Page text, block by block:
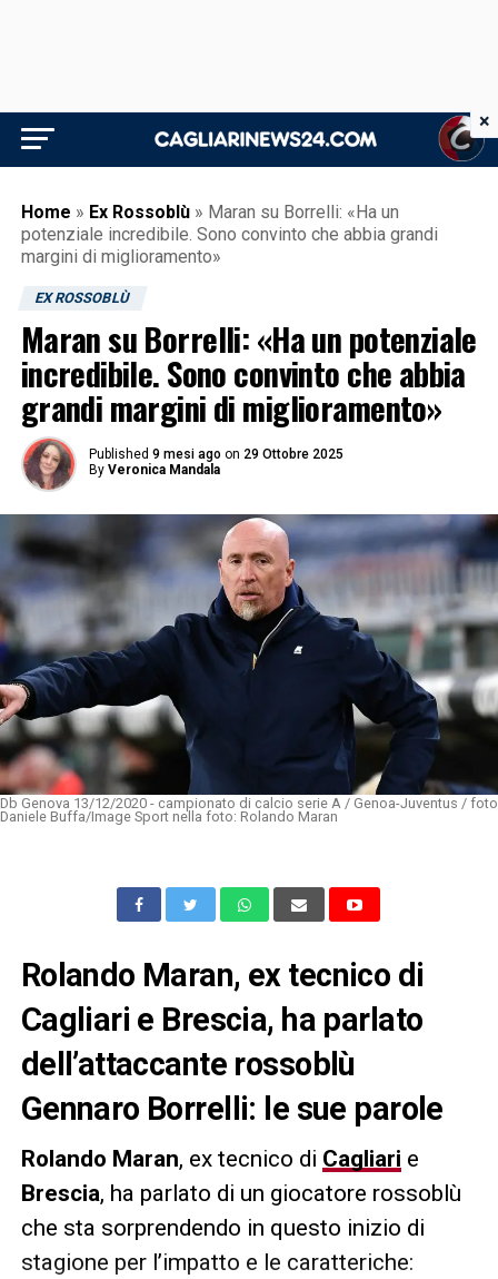
Home » Ex Rossoblù » Maran su Borrelli: «Ha un
potenziale incredibile. Sono convinto che abbia grandi
margini di miglioramento»
EX ROSSOBLÙ
Maran su Borrelli: «Ha un potenziale
incredibile. Sono convinto che abbia
grandi margini di miglioramento»
Published 9 mesi ago on 29 Ottobre 2025
By Veronica Mandala
Db Genova 13/12/2020 - campionato di calcio serie A / Genoa-Juventus / foto
Daniele Buffa/Image Sport nella foto: Rolando Maran
Rolando Maran, ex tecnico di
Cagliari e Brescia, ha parlato
dell’attaccante rossoblù
Gennaro Borrelli: le sue parole
Rolando Maran, ex tecnico di Cagliari e
Brescia, ha parlato di un giocatore rossoblù
che sta sorprendendo in questo inizio di
stagione per l’impatto e le caratteriche:
×